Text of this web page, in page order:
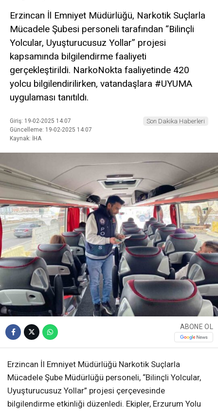
Erzincan İl Emniyet Müdürlüğü, Narkotik Suçlarla
Mücadele Şubesi personeli tarafından “Bilinçli
Yolcular, Uyuşturucusuz Yollar” projesi
kapsamında bilgilendirme faaliyeti
gerçekleştirildi. NarkoNokta faaliyetinde 420
yolcu bilgilendirilirken, vatandaşlara #UYUMA
uygulaması tanıtıldı.
Giriş: 19-02-2025 14:07
Güncelleme: 19-02-2025 14:07
Kaynak: İHA
Son Dakika Haberleri
ABONE OL
Erzincan İl Emniyet Müdürlüğü Narkotik Suçlarla
Mücadele Şube Müdürlüğü personeli, “Bilinçli Yolcular,
Uyuşturucusuz Yollar” projesi çerçevesinde
bilgilendirme etkinliği düzenledi. Ekipler, Erzurum Yolu